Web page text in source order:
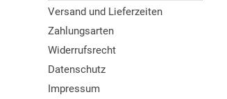
Versand und Lieferzeiten
Zahlungsarten
Widerrufsrecht
Datenschutz
Impressum